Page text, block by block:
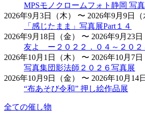
MPSモノクロームフォト静岡 写
2026年9月3日（木） 〜 2026年9月9日（
「感じたまま」写真展Part１４
2026年9月18日（金） 〜 2026年9月23日
友よ ー２０２２．０４～２０２
2026年10月1日（木） 〜 2026年10月7日
写真集団影法師２０２６写真展
2026年10月9日（金） 〜 2026年10月14
“布あそび令和” 押し絵作品展
全ての催し物